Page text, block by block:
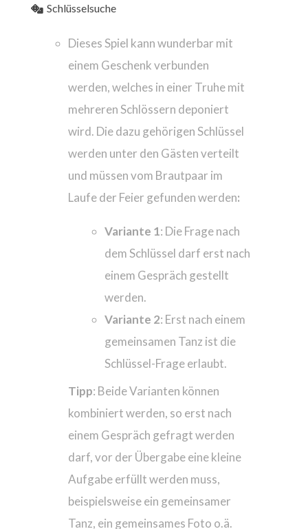
Schlüsselsuche
Dieses Spiel kann wunderbar mit
einem Geschenk verbunden
werden, welches in einer Truhe mit
mehreren Schlössern deponiert
wird. Die dazu gehörigen Schlüssel
werden unter den Gästen verteilt
und müssen vom Brautpaar im
Laufe der Feier gefunden werden:
Variante 1: Die Frage nach
dem Schlüssel darf erst nach
einem Gespräch gestellt
werden.
Variante 2: Erst nach einem
gemeinsamen Tanz ist die
Schlüssel-Frage erlaubt.
Tipp: Beide Varianten können
kombiniert werden, so erst nach
einem Gespräch gefragt werden
darf, vor der Übergabe eine kleine
Aufgabe erfüllt werden muss,
beispielsweise ein gemeinsamer
Tanz, ein gemeinsames Foto o.ä.